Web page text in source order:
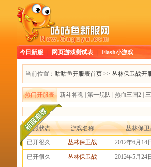
今日新服 网页游戏测试表 Flash小游戏
当前位置： 咕咕鱼开服表首页 >> 丛林保卫战开
热门开服表 新斗将魂 第一舰队 热血三国2
开服状态 游戏名称 丛林保卫
已开很久 丛林保卫战 2012年6月14
已开很久 丛林保卫战 2012年5月24